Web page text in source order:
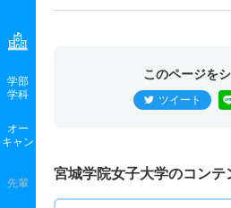
学部
学科
オー
キャン
先輩
このページを
ツイート
宮城学院女子大学のコンテ